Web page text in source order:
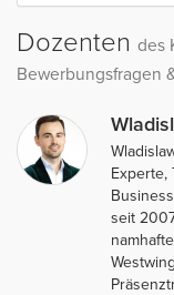
Dozenten des
Bewerbungsfragen
Experte,
seit